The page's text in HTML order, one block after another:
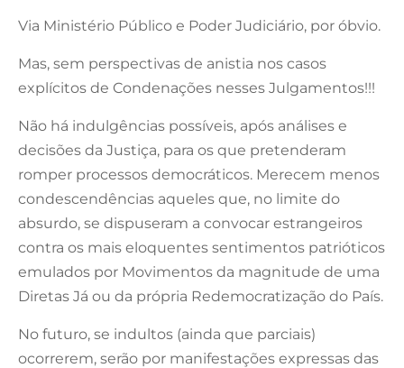
Via Ministério Público e Poder Judiciário, por óbvio.
Mas, sem perspectivas de anistia nos casos
explícitos de Condenações nesses Julgamentos!!!
Não há indulgências possíveis, após análises e
decisões da Justiça, para os que pretenderam
romper processos democráticos. Merecem menos
condescendências aqueles que, no limite do
absurdo, se dispuseram a convocar estrangeiros
contra os mais eloquentes sentimentos patrióticos
emulados por Movimentos da magnitude de uma
Diretas Já ou da própria Redemocratização do País.
No futuro, se indultos (ainda que parciais)
ocorrerem, serão por manifestações expressas das